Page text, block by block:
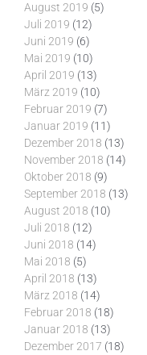
August 2019 (5)
Juli 2019 (12)
Juni 2019 (6)
Mai 2019 (10)
April 2019 (13)
März 2019 (10)
Februar 2019 (7)
Januar 2019 (11)
Dezember 2018 (13)
November 2018 (14)
Oktober 2018 (9)
September 2018 (13)
August 2018 (10)
Juli 2018 (12)
Juni 2018 (14)
Mai 2018 (5)
April 2018 (13)
März 2018 (14)
Februar 2018 (18)
Januar 2018 (13)
Dezember 2017 (18)